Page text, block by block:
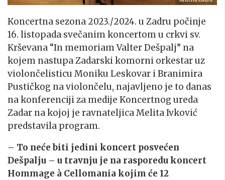
Koncertna sezona 2023./2024. u Zadru počinje
16. listopada svečanim koncertom u crkvi sv.
Krševana “In memoriam Valter Dešpalj” na
kojem nastupa Zadarski komorni orkestar uz
violončelisticu Moniku Leskovar i Branimira
Pustičkog na violončelu, najavljeno je to danas
na konferenciji za medije Koncertnog ureda
Zadar na kojoj je ravnateljica Melita Ivković
predstavila program.
– To neće biti jedini koncert posvećen
Dešpalju – u travnju je na rasporedu koncert
Hommage à Cellomania kojim će 12